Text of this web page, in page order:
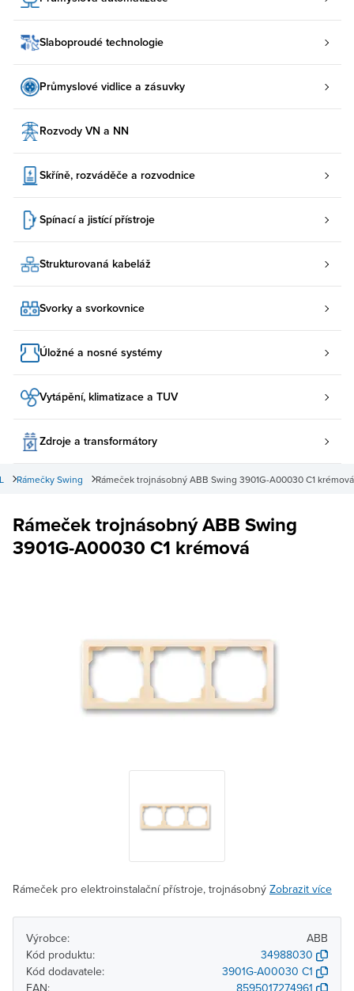
Slaboproudé technologie
Průmyslové vidlice a zásuvky
Rozvody VN a NN
Skříně, rozváděče a rozvodnice
Spínací a jistící přístroje
Strukturovaná kabeláž
Svorky a svorkovnice
Úložné a nosné systémy
Vytápění, klimatizace a TUV
Zdroje a transformátory
Rámeček trojnásobný ABB Swing 3901G-A00030 C1 krémová
Rámečky Swing
Rámeček trojnásobný ABB Swing
3901G-A00030 C1 krémová
Rámeček pro elektroinstalační přístroje, trojnásobný Zobrazit více
Výrobce:
ABB
Kód produktu:
34988030
Kód dodavatele:
3901G-A00030 C1
EAN:
8595017274961